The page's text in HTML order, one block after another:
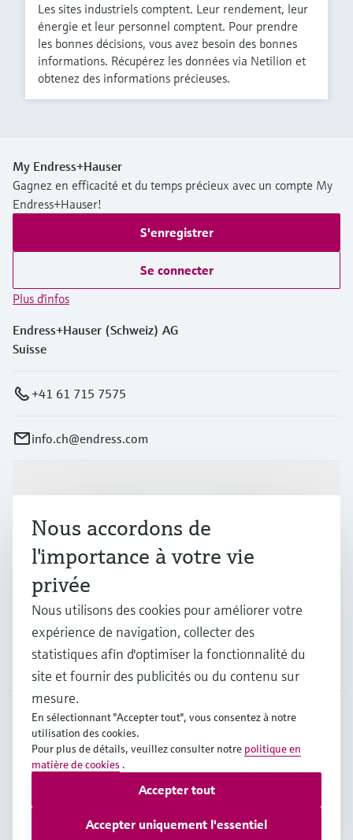
Les sites industriels comptent. Leur rendement, leur
énergie et leur personnel comptent. Pour prendre
les bonnes décisions, vous avez besoin des bonnes
informations. Récupérez les données via Netilion et
obtenez des informations précieuses.
My Endress+Hauser
Gagnez en efficacité et du temps précieux avec un compte My
Endress+Hauser!
S'enregistrer
Se connecter
Plus d'infos
Endress+Hauser (Schweiz) AG
Suisse
+41 61 715 7575
info.ch@endress.com
Industries
Support
Société
CHE•Français
Copyright © Endress+Hauser Group Services AG
Mentions légales
Conditions d'utilisation
Protection des données
Legal & Conditions generales
Nous accordons de
l'importance à votre vie
privée
Nous utilisons des cookies pour améliorer votre
expérience de navigation, collecter des
statistiques afin d'optimiser la fonctionnalité du
site et fournir des publicités ou du contenu sur
mesure.
En sélectionnant "Accepter tout", vous consentez à notre
utilisation des cookies.
Pour plus de détails, veuillez consulter notre politique en
matière de cookies .
Accepter uniquement l'essentiel
Accepter tout